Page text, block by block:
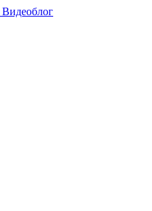
Видеоблог